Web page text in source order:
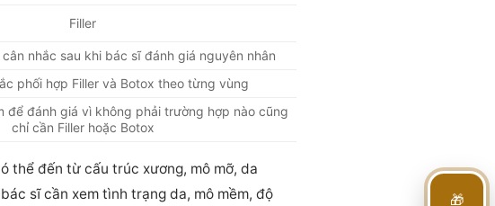
Filler
nhắc sau khi bác sĩ đánh giá nguyên nhân
phối hợp Filler và Botox theo từng vùng
để đánh giá vì không phải trường hợp nào cũng
chỉ cần Filler hoặc Botox
thể đến từ cấu trúc xương, mô mỡ, da
sĩ cần xem tình trạng da, mô mềm, độ
🎁